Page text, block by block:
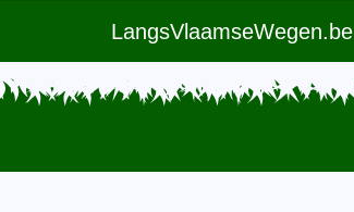
LangsVlaamseWegen.be